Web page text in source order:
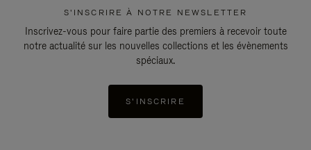
S'INSCRIRE À NOTRE NEWSLETTER
Inscrivez-vous pour faire partie des premiers à recevoir toute
notre actualité sur les nouvelles collections et les évènements
spéciaux.
S'INSCRIRE